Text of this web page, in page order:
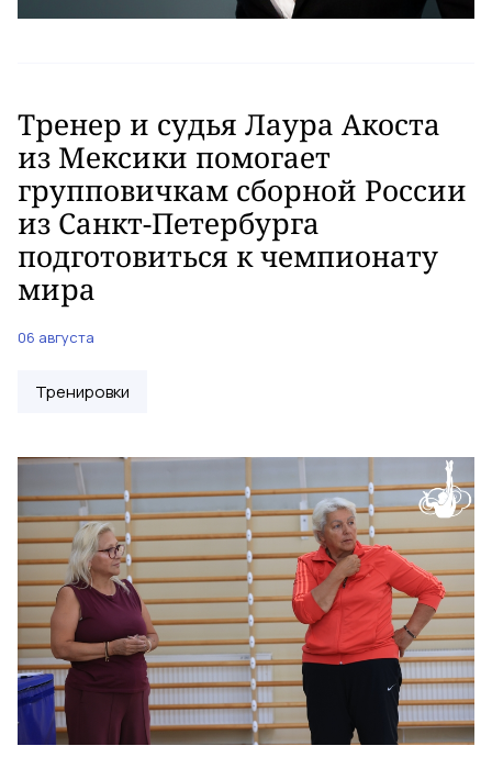
Тренер и судья Лаура Акоста
из Мексики помогает
групповичкам сборной России
из Санкт-Петербурга
подготовиться к чемпионату
мира
06 августа
Тренировки